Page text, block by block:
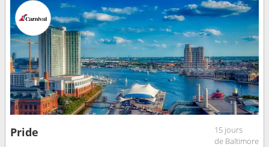
Pride
15 jours
de Baltimore